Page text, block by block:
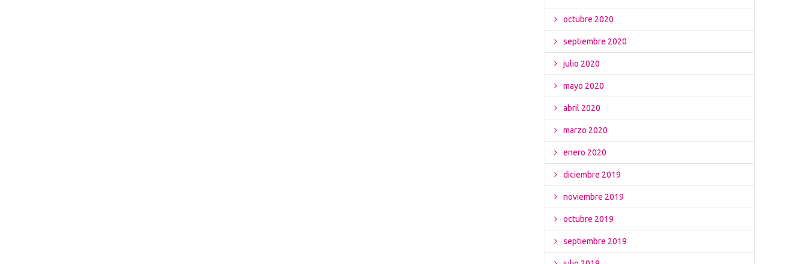
octubre 2020
septiembre 2020
julio 2020
mayo 2020
abril 2020
marzo 2020
enero 2020
diciembre 2019
noviembre 2019
octubre 2019
septiembre 2019